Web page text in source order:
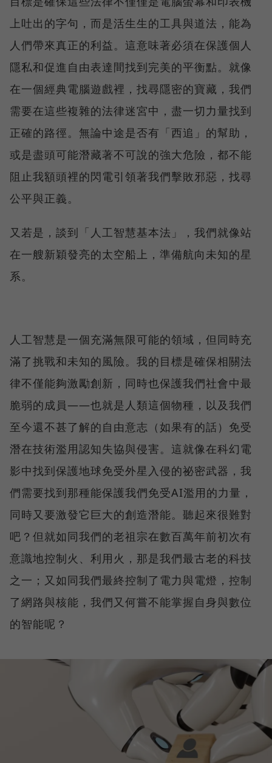
上吐出的字句，而是活生生的工具與道法，能為
人們帶來真正的利益。這意味著必須在保護個人
隱私和促進自由表達間找到完美的平衡點。就像
在一個經典電腦遊戲裡，找尋隱密的寶藏，我們
需要在這些複雜的法律迷宮中，盡一切力量找到
正確的路徑。無論中途是否有「西追」的幫助，
或是盡頭可能潛藏著不可說的強大危險，都不能
阻止我額頭裡的閃電引領著我們擊敗邪惡，找尋
公平與正義。
又若是，談到「人工智慧基本法」，我們就像站
在一艘新穎發亮的太空船上，準備航向未知的星
系。
人工智慧是一個充滿無限可能的領域，但同時充
滿了挑戰和未知的風險。我的目標是確保相關法
律不僅能夠激勵創新，同時也保護我們社會中最
脆弱的成員——也就是人類這個物種，以及我們
至今還不甚了解的自由意志（如果有的話）免受
潛在技術濫用認知失協與侵害。這就像在科幻電
影中找到保護地球免受外星入侵的祕密武器，我
們需要找到那種能保護我們免受AI濫用的力量，
同時又要激發它巨大的創造潛能。聽起來很難對
吧？但就如同我們的老祖宗在數百萬年前初次有
意識地控制火、利用火，那是我們最古老的科技
之一；又如同我們最終控制了電力與電燈，控制
了網路與核能，我們又何嘗不能掌握自身與數位
的智能呢？